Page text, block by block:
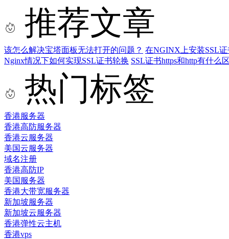
推荐文章
该怎么解决宝塔面板无法打开的问题？ 在NGINX上安装SSL
Nginx情况下如何实现SSL证书轮换 SSL证书https和http有什么
热门标签
香港服务器
香港高防服务器
香港云服务器
美国云服务器
域名注册
香港高防IP
美国服务器
香港大带宽服务器
新加坡服务器
新加坡云服务器
香港弹性云主机
香港vps